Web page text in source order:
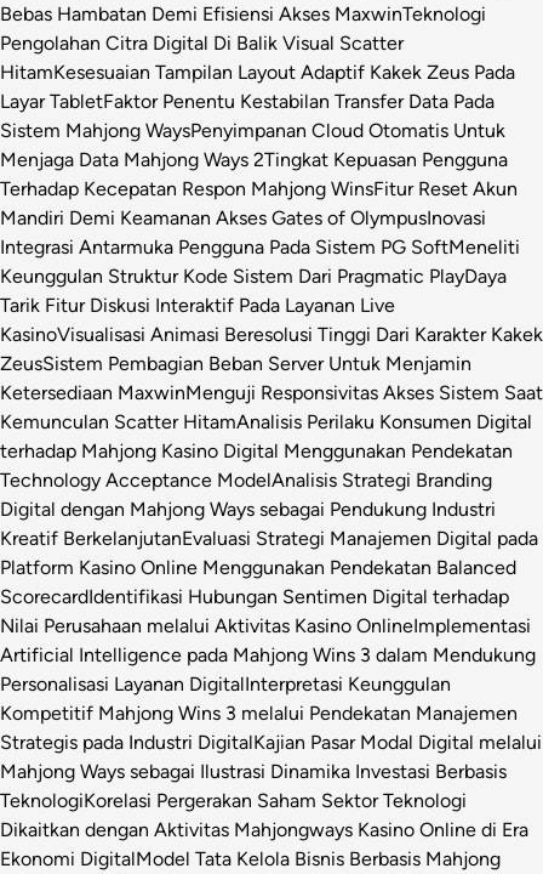
Bebas Hambatan Demi Efisiensi Akses MaxwinTeknologi
Pengolahan Citra Digital Di Balik Visual Scatter
HitamKesesuaian Tampilan Layout Adaptif Kakek Zeus Pada
Layar TabletFaktor Penentu Kestabilan Transfer Data Pada
Sistem Mahjong WaysPenyimpanan Cloud Otomatis Untuk
Menjaga Data Mahjong Ways 2Tingkat Kepuasan Pengguna
Terhadap Kecepatan Respon Mahjong WinsFitur Reset Akun
Mandiri Demi Keamanan Akses Gates of OlympusInovasi
Integrasi Antarmuka Pengguna Pada Sistem PG SoftMeneliti
Keunggulan Struktur Kode Sistem Dari Pragmatic PlayDaya
Tarik Fitur Diskusi Interaktif Pada Layanan Live
KasinoVisualisasi Animasi Beresolusi Tinggi Dari Karakter Kakek
ZeusSistem Pembagian Beban Server Untuk Menjamin
Ketersediaan MaxwinMenguji Responsivitas Akses Sistem Saat
Kemunculan Scatter HitamAnalisis Perilaku Konsumen Digital
terhadap Mahjong Kasino Digital Menggunakan Pendekatan
Technology Acceptance ModelAnalisis Strategi Branding
Digital dengan Mahjong Ways sebagai Pendukung Industri
Kreatif BerkelanjutanEvaluasi Strategi Manajemen Digital pada
Platform Kasino Online Menggunakan Pendekatan Balanced
ScorecardIdentifikasi Hubungan Sentimen Digital terhadap
Nilai Perusahaan melalui Aktivitas Kasino OnlineImplementasi
Artificial Intelligence pada Mahjong Wins 3 dalam Mendukung
Personalisasi Layanan DigitalInterpretasi Keunggulan
Kompetitif Mahjong Wins 3 melalui Pendekatan Manajemen
Strategis pada Industri DigitalKajian Pasar Modal Digital melalui
Mahjong Ways sebagai Ilustrasi Dinamika Investasi Berbasis
TeknologiKorelasi Pergerakan Saham Sektor Teknologi
Dikaitkan dengan Aktivitas Mahjongways Kasino Online di Era
Ekonomi DigitalModel Tata Kelola Bisnis Berbasis Mahjong